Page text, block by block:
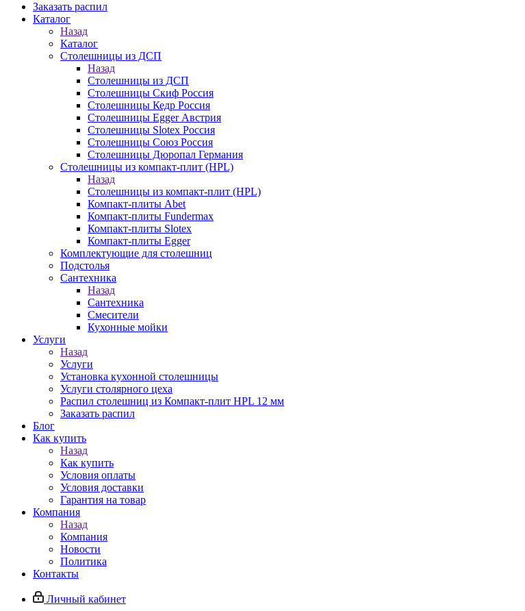
Заказать распил
Каталог
Назад
Каталог
Столешницы из ДСП
Назад
Столешницы из ДСП
Столешницы Скиф Россия
Столешницы Кедр Россия
Столешницы Egger Австрия
Столешницы Slotex Россия
Столешницы Союз Россия
Столешницы Дюропал Германия
Столешницы из компакт-плит (HPL)
Назад
Столешницы из компакт-плит (HPL)
Компакт-плиты Abet
Компакт-плиты Fundermax
Компакт-плиты Slotex
Компакт-плиты Egger
Комплектующие для столешниц
Подстолья
Сантехника
Назад
Сантехника
Смесители
Кухонные мойки
Услуги
Назад
Услуги
Установка кухонной столешницы
Услуги столярного цеха
Распил столешниц из Компакт-плит HPL 12 мм
Заказать распил
Блог
Как купить
Назад
Как купить
Условия оплаты
Условия доставки
Гарантия на товар
Компания
Назад
Компания
Новости
Политика
Контакты
Личный кабинет